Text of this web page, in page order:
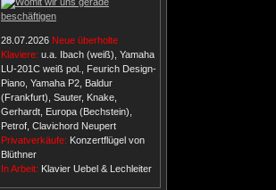
28.07.2026 Neue überholte
Klaviere: u.a. Ibach (weiß), Yamaha
LU-201C weiß pol., Feurich Design-
Piano, Yamaha P2, Baldur
(Frankfurt), Sauter, Knake,
Gerhardt, Europa (Bechstein),
Petrof, Clavichord Neupert
Privatverkäufe: Konzertflügel von
Blüthner
In Arbeit: Klavier Uebel & Lechleiter